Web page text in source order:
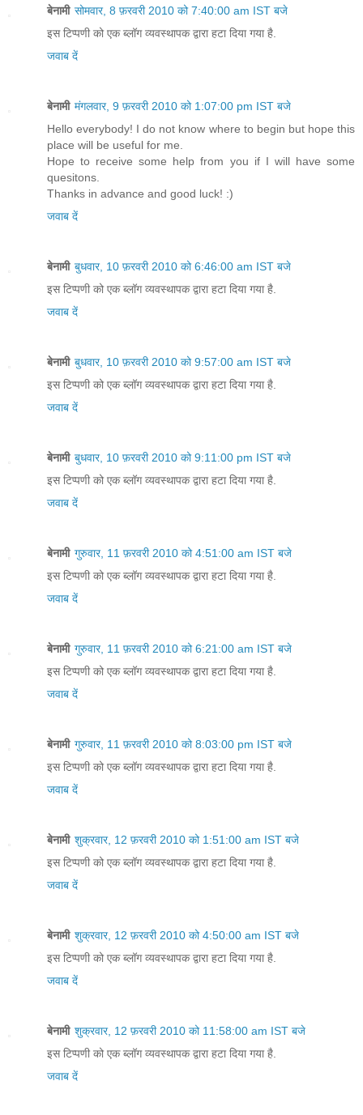
बेनामी सोमवार, 8 फ़रवरी 2010 को 7:40:00 am IST बजे
इस टिप्पणी को एक ब्लॉग व्यवस्थापक द्वारा हटा दिया गया है.
जवाब दें
बेनामी मंगलवार, 9 फ़रवरी 2010 को 1:07:00 pm IST बजे
Hello everybody! I do not know where to begin but hope this
place will be useful for me.
Hope to receive some help from you if I will have some
quesitons.
Thanks in advance and good luck! :)
जवाब दें
बेनामी बुधवार, 10 फ़रवरी 2010 को 6:46:00 am IST बजे
इस टिप्पणी को एक ब्लॉग व्यवस्थापक द्वारा हटा दिया गया है.
जवाब दें
बेनामी बुधवार, 10 फ़रवरी 2010 को 9:57:00 am IST बजे
इस टिप्पणी को एक ब्लॉग व्यवस्थापक द्वारा हटा दिया गया है.
जवाब दें
बेनामी बुधवार, 10 फ़रवरी 2010 को 9:11:00 pm IST बजे
इस टिप्पणी को एक ब्लॉग व्यवस्थापक द्वारा हटा दिया गया है.
जवाब दें
बेनामी गुरुवार, 11 फ़रवरी 2010 को 4:51:00 am IST बजे
इस टिप्पणी को एक ब्लॉग व्यवस्थापक द्वारा हटा दिया गया है.
जवाब दें
बेनामी गुरुवार, 11 फ़रवरी 2010 को 6:21:00 am IST बजे
इस टिप्पणी को एक ब्लॉग व्यवस्थापक द्वारा हटा दिया गया है.
जवाब दें
बेनामी गुरुवार, 11 फ़रवरी 2010 को 8:03:00 pm IST बजे
इस टिप्पणी को एक ब्लॉग व्यवस्थापक द्वारा हटा दिया गया है.
जवाब दें
बेनामी शुक्रवार, 12 फ़रवरी 2010 को 1:51:00 am IST बजे
इस टिप्पणी को एक ब्लॉग व्यवस्थापक द्वारा हटा दिया गया है.
जवाब दें
बेनामी शुक्रवार, 12 फ़रवरी 2010 को 4:50:00 am IST बजे
इस टिप्पणी को एक ब्लॉग व्यवस्थापक द्वारा हटा दिया गया है.
जवाब दें
बेनामी शुक्रवार, 12 फ़रवरी 2010 को 11:58:00 am IST बजे
इस टिप्पणी को एक ब्लॉग व्यवस्थापक द्वारा हटा दिया गया है.
जवाब दें